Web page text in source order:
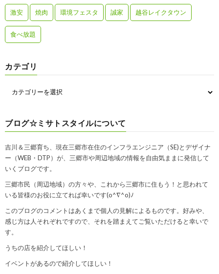
激安 焼肉 環境フェスタ 誠家 越谷レイクタウン
食べ放題
カテゴリ
ブログ☆ミサトスタイルについて
吉川＆三郷育ち、現在三郷市在住のインフラエンジニア（SE)とデザイナ
ー（WEB・DTP）が、三郷市や周辺地域の情報を自由気ままに発信して
いくブログです。
三郷市民（周辺地域）の方々や、これから三郷市に住もう！と思われて
いる皆様のお役に立てれば幸いです(o^∇^o)ﾉ
このブログのコメントはあくまで個人の見解によるものです。好みや、
感じ方は人それぞれですので、それを踏まえてご覧いただけると幸いで
す。
うちの店を紹介してほしい！
イベントがあるので紹介してほしい！